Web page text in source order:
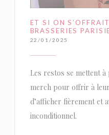
ET SI ON
BRASSERIES
22/01/2025
Les restos se mettent
merch pour offrir à
d’afficher fièrement et
inconditionnel.